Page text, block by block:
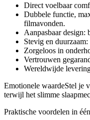
Direct voelbaar
Dubbele functie,
filmavonden.
Aanpasbaar design:
Stevig en
Zorgeloos in
Vertrouwen
Wereldwijde
Emotionele waardeStel je
terwijl het slimme
Praktische voordelen in